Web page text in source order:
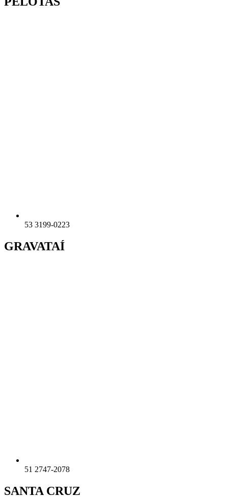
53 3199-0223
GRAVATAÍ
51 2747-2078
SANTA CRUZ